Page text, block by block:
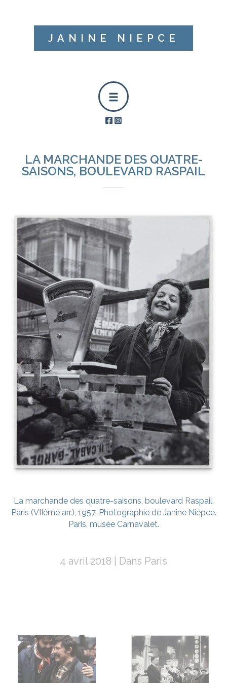
JANINE NIEPCE
LA MARCHANDE DES QUATRE-
SAISONS, BOULEVARD RASPAIL
La marchande des quatre-saisons, boulevard Raspail.
Paris (VIIème arr.), 1957. Photographie de Janine Niépce.
Paris, musée Carnavalet.
4 avril 2018 Dans Paris
Navigation
l’article